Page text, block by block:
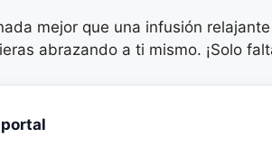
mejor que una infusión
abrazando a ti mismo. ¡Solo